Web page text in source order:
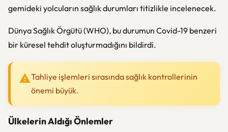
gemideki yolcuların sağlık durumları titizlikle incelenecek.
Dünya Sağlık Örgütü (WHO), bu durumun Covid-19 benzeri
bir küresel tehdit oluşturmadığını bildirdi.
Tahliye işlemleri sırasında sağlık kontrollerinin
önemi büyük.
Ülkelerin Aldığı Önlemler